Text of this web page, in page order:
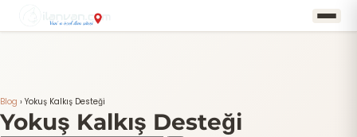
Blog › Yokuş Kalkış Desteği
Yokuş Kalkış Desteği